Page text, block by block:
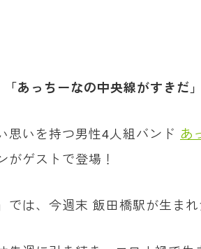
「あっちーなの中央線がすきだ」
思いを持つ男性4人組バンド あ
がゲストで登場！
は、今週末 飯田橋駅が生まれ